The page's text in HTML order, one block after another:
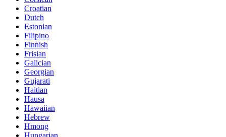
Croatian
Dutch
Estonian
Filipino
Finnish
Frisian
Galician
Georgian
Gujarati
Haitian
Hausa
Hawaiian
Hebrew
Hmong